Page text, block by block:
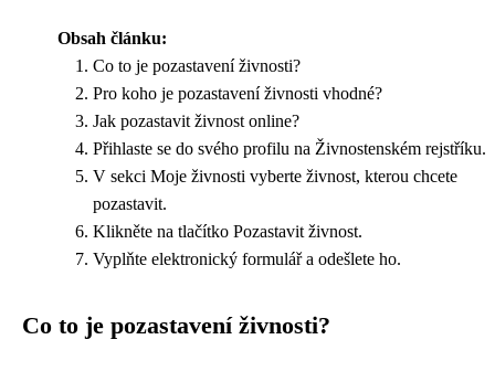
Obsah článku:
Co to je pozastavení živnosti?
Pro koho je pozastavení živnosti vhodné?
Jak pozastavit živnost online?
Přihlaste se do svého profilu na Živnostenském rejstříku.
V sekci Moje živnosti vyberte živnost, kterou chcete
pozastavit.
Klikněte na tlačítko Pozastavit živnost.
Vyplňte elektronický formulář a odešlete ho.
Co to je pozastavení živnosti?